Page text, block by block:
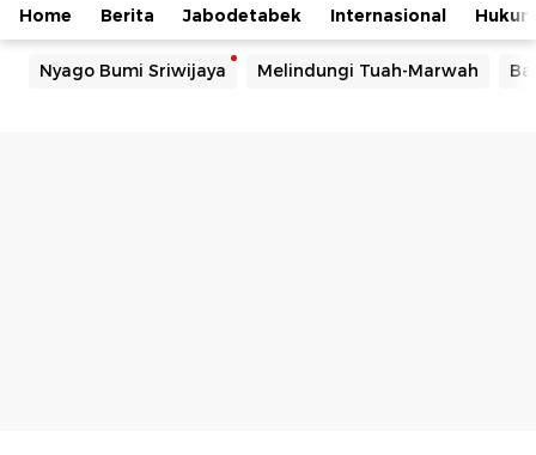
Home Berita Jabodetabek Internasional Hukum
Nyago Bumi Sriwijaya Melindungi Tuah-Marwah